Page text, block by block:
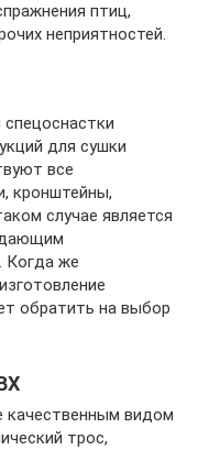
птиц,
неприятностей.
для сушки
все
кронштейны,
случае является
Когда же
обратить на выбор
качественным видом
трос,